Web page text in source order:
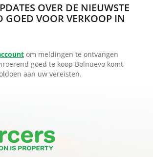
OVER DE NIEUWSTE
GOED VOOR VERKOOP IN
om meldingen te ontvangen
goed te koop Bolnuevo komt
aan uw vereisten.